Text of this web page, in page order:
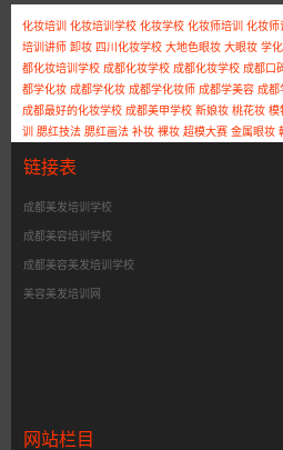
化妆培训 化妆培训学校 化妆学校 化妆师培训 化妆师
培训讲师 卸妆 四川化妆学校 大地色眼妆 大眼妆 学
都化妆培训学校 成都化妆学校 成都化妆学校 成都口
都学化妆 成都学化妆 成都学化妆师 成都学美容 成都
成都最好的化妆学校 成都美甲学校 新娘妆 桃花妆 模
训
腮红技法 腮红画法 补妆 裸妆 超模大赛 金属眼妆
链接表
成都美发培训学校
成都美容培训学校
成都美容美发培训学校
美容美发培训网
网站栏目